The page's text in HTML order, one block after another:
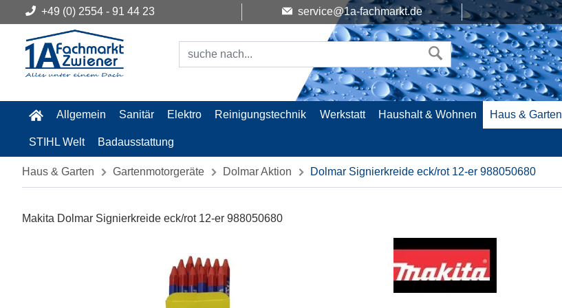
+49 (0) 2554 - 91 44 23 service@1a-fachmarkt.de
Allgemein Sanitär Elektro Reinigungstechnik Werkstatt Haushalt & Wohnen Haus & Garten
STIHL Welt Badausstattung
Haus & Garten Gartenmotorgeräte Dolmar Aktion Dolmar Signierkreide eck/rot 12-er 988050680
Makita Dolmar Signierkreide eck/rot 12-er 988050680